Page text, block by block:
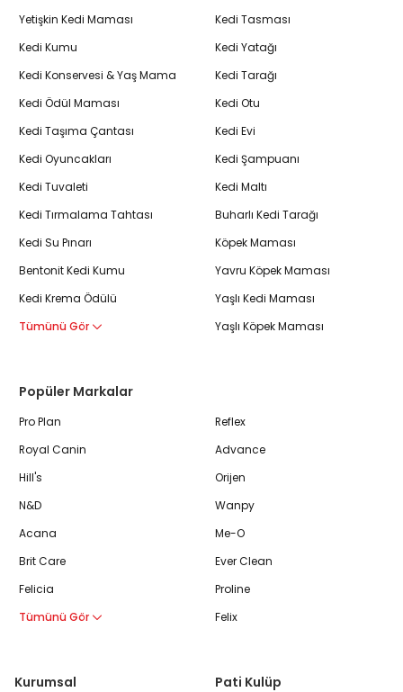
Yetişkin Kedi Maması
Kedi Kumu
Kedi Konservesi & Yaş Mama
Kedi Ödül Maması
Kedi Taşıma Çantası
Kedi Oyuncakları
Kedi Tuvaleti
Kedi Tırmalama Tahtası
Kedi Su Pınarı
Bentonit Kedi Kumu
Kedi Krema Ödülü
Tümünü Gör
Kedi Tasması
Kedi Yatağı
Kedi Tarağı
Kedi Otu
Kedi Evi
Kedi Şampuanı
Kedi Maltı
Buharlı Kedi Tarağı
Köpek Maması
Yavru Köpek Maması
Yaşlı Kedi Maması
Yaşlı Köpek Maması
Popüler Markalar
Pro Plan
Royal Canin
Hill's
N&D
Acana
Brit Care
Felicia
Tümünü Gör
Reflex
Advance
Orijen
Wanpy
Me-O
Ever Clean
Proline
Felix
Kurumsal Pati Kulüp